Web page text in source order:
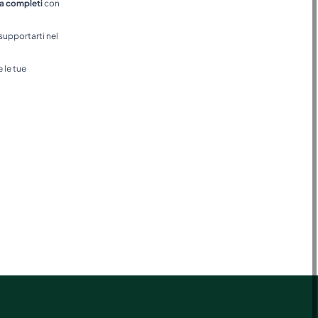
completicon
nel
le tue